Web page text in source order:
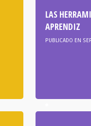
LAS
APRENDIZ
PUBLICADO EN